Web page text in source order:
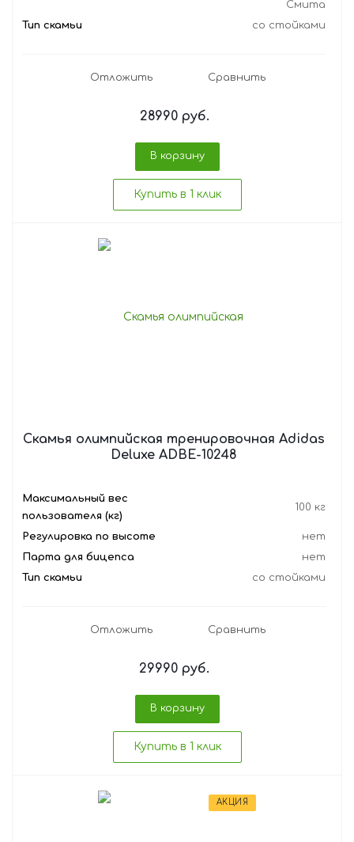
Смита
Тип скамьи
со стойками
Отложить Сравнить
28990руб.
В корзину
Купить в 1 клик
Скамья олимпийская тренировочная Adidas
Deluxe ADBE-10248
Максимальный вес
пользователя (кг)
100 кг
Регулировка по высоте
нет
Парта для бицепса
нет
Тип скамьи
со стойками
Отложить Сравнить
29990 руб.
В корзину
Купить в 1 клик
АКЦИЯ